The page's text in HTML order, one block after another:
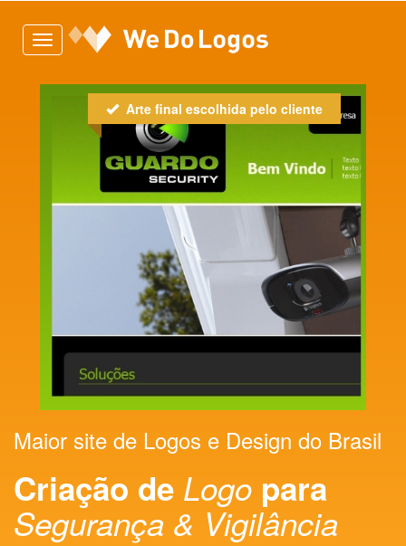
Toggle
navigation
Arte final escolhida pelo cliente
Maior site de Logos e Design do Brasil
Criação de Logo para
Segurança & Vigilância